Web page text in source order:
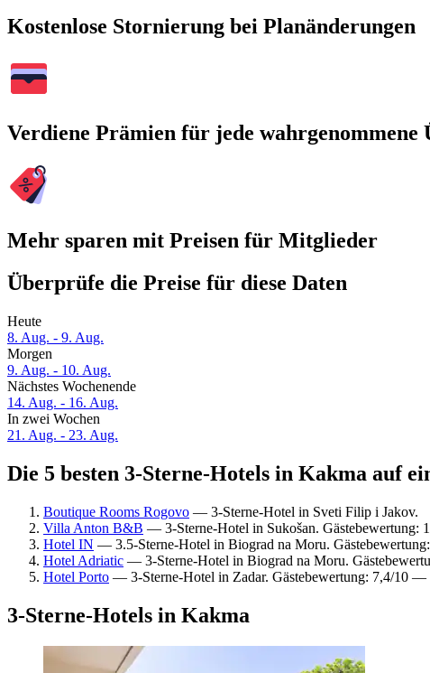
Kostenlose Stornierung bei Planänderungen
Verdiene Prämien für jede wahrgenommene
Mehr sparen mit Preisen für Mitglieder
Überprüfe die Preise für diese Daten
Heute
8. Aug. - 9. Aug.
Morgen
9. Aug. - 10. Aug.
Nächstes Wochenende
14. Aug. - 16. Aug.
In zwei Wochen
21. Aug. - 23. Aug.
Die 5 besten 3-Sterne-Hotels in Kakma auf
Boutique Rooms Rogovo — 3-Sterne-Hotel in Sveti Filip i Jakov.
Villa Anton B&B — 3-Sterne-Hotel in Sukošan. Gästebewertung:
Hotel IN — 3.5-Sterne-Hotel in Biograd na Moru.
Hotel Adriatic — 3-Sterne-Hotel in Biograd na Moru.
Hotel Porto — 3-Sterne-Hotel in Zadar. Gästebewertung: 7,4/10 —
3-Sterne-Hotels in Kakma